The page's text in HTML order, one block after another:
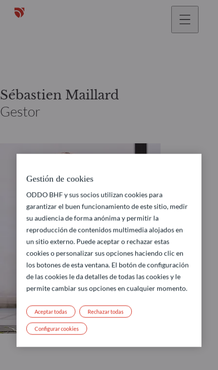
Sébastien Maillard
Gestor
Gestión de cookies
ODDO BHF y sus socios utilizan cookies para
garantizar el buen funcionamiento de este sitio, medir
su audiencia de forma anónima y permitir la
reproducción de contenidos multimedia alojados en
un sitio externo. Puede aceptar o rechazar estas
cookies o personalizar sus opciones haciendo clic en
los botones de esta ventana. El botón de configuración
de las cookies le da detalles de todas las cookies y le
permite cambiar sus opciones en cualquier momento.
Rechazar todas
Aceptar todas
Configurar cookies